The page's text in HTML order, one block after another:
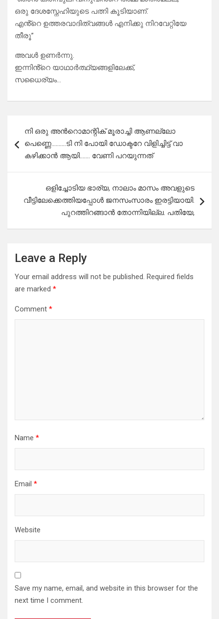
ഒരു ദേശസ്നേഹിയുടെ പത്നി കൂടിയാണ്.
എൻ്റെ ഉത്തരവാദിത്വങ്ങൾ എനിക്കു നിറവേറ്റിയേ
തീരൂ”
അവൾ ഉണർന്നു.
ഇന്നിൻ്റെ യാഥാർത്ഥ്യങ്ങളിലേക്ക്,
സധൈര്യം…
navigation
നി ഒരു അൻറൊമാന്റിക് മൂരാച്ചി ആണല്ലോ
പെണ്ണെ……….ടി നി പോയി ഡോക്ടറേ വിളിച്ചിട്ട് വാ
കഴിക്കാൻ ആയി……. വേണി പറയുന്നത്
ഒളിച്ചോടിയ ഭാര്യ, നാലാം മാസം അവളുടെ
വീട്ടിലേക്കെത്തിയപ്പോൾ ജനസംസാരം ഇരട്ടിയായി.
പുറത്തിറങ്ങാൻ തോന്നിയില്ല. പതിയേ,
Leave a Reply
Your email address will not be published. Required fields
are marked *
Comment *
Name *
Email *
Website
Save my name, email, and website in this browser for the
next time I comment.